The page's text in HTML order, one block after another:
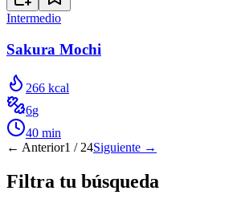
Intermedio
Sakura Mochi
266 kcal
6g
40 min
← Anterior1 / 24Siguiente →
Filtra tu búsqueda